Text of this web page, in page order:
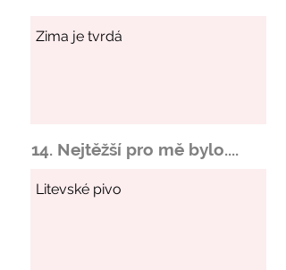
14. Nejtěžší pro mě bylo....